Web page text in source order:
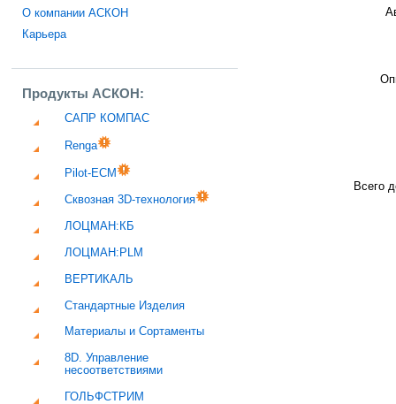
О компании АСКОН
Карьера
Продукты АСКОН:
САПР КОМПАС
Renga
Pilot-ECM
Сквозная 3D-технология
ЛОЦМАН:КБ
ЛОЦМАН:PLM
ВЕРТИКАЛЬ
Стандартные Изделия
Материалы и Сортаменты
8D. Управление
несоответствиями
ГОЛЬФСТРИМ
Всего